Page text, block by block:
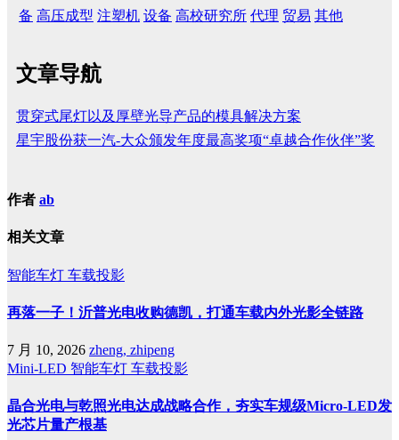
备 高压成型 注塑机 设备 高校研究所 代理 贸易 其他
文章导航
贯穿式尾灯以及厚壁光导产品的模具解决方案
星宇股份获一汽-大众颁发年度最高奖项“卓越合作伙伴”奖
作者 ab
相关文章
智能车灯 车载投影
再落一子！沂普光电收购德凯，打通车载内外光影全链路
7 月 10, 2026 zheng, zhipeng
Mini-LED 智能车灯 车载投影
晶合光电与乾照光电达成战略合作，夯实车规级Micro-LED发
光芯片量产根基